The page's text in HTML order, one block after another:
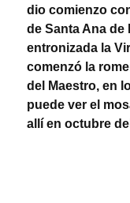
dio comienzo
de Santa Ana de
entronizada la
comenzó la
del Maestro, en
puede ver el
allí en octubre